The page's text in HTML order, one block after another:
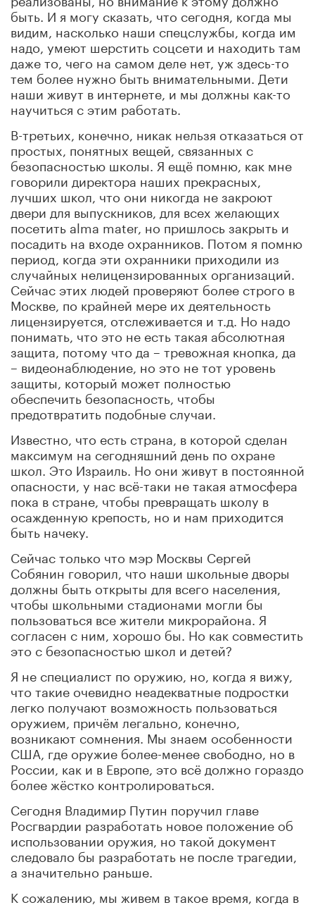
быть. И я могу сказать, что сегодня, когда мы
видим, насколько наши спецслужбы, когда им
надо, умеют шерстить соцсети и находить там
даже то, чего на самом деле нет, уж здесь-то
тем более нужно быть внимательными. Дети
наши живут в интернете, и мы должны как-то
научиться с этим работать.
В-третьих, конечно, никак нельзя отказаться от
простых, понятных вещей, связанных с
безопасностью школы. Я ещё помню, как мне
говорили директора наших прекрасных,
лучших школ, что они никогда не закроют
двери для выпускников, для всех желающих
посетить alma mater, но пришлось закрыть и
посадить на входе охранников. Потом я помню
период, когда эти охранники приходили из
случайных нелицензированных организаций.
Сейчас этих людей проверяют более строго в
Москве, по крайней мере их деятельность
лицензируется, отслеживается и т.д. Но надо
понимать, что это не есть такая абсолютная
защита, потому что да – тревожная кнопка, да
– видеонаблюдение, но это не тот уровень
защиты, который может полностью
обеспечить безопасность, чтобы
предотвратить подобные случаи.
Известно, что есть страна, в которой сделан
максимум на сегодняшний день по охране
школ. Это Израиль. Но они живут в постоянной
опасности, у нас всё-таки не такая атмосфера
пока в стране, чтобы превращать школу в
осажденную крепость, но и нам приходится
быть начеку.
Сейчас только что мэр Москвы Сергей
Собянин говорил, что наши школьные дворы
должны быть открыты для всего населения,
чтобы школьными стадионами могли бы
пользоваться все жители микрорайона. Я
согласен с ним, хорошо бы. Но как совместить
это с безопасностью школ и детей?
Я не специалист по оружию, но, когда я вижу,
что такие очевидно неадекватные подростки
легко получают возможность пользоваться
оружием, причём легально, конечно,
возникают сомнения. Мы знаем особенности
США, где оружие более-менее свободно, но в
России, как и в Европе, это всё должно гораздо
более жёстко контролироваться.
Сегодня Владимир Путин поручил главе
Росгвардии разработать новое положение об
использовании оружия, но такой документ
следовало бы разработать не после трагедии,
а значительно раньше.
К сожалению, мы живем в такое время, когда в